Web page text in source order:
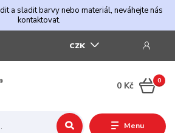
a sladit barvy nebo materiál, neváhejte nás
kontaktovat.
Menu
CZK
0
0 Kč